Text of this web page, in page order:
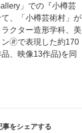
」での『小樽芸
、「小樽芸術村」が
クター造形学科、美
ン🄬で表現した約170
、映像13作品)を同
事をシェアする